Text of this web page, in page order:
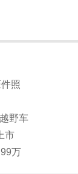
照
野车
市
万